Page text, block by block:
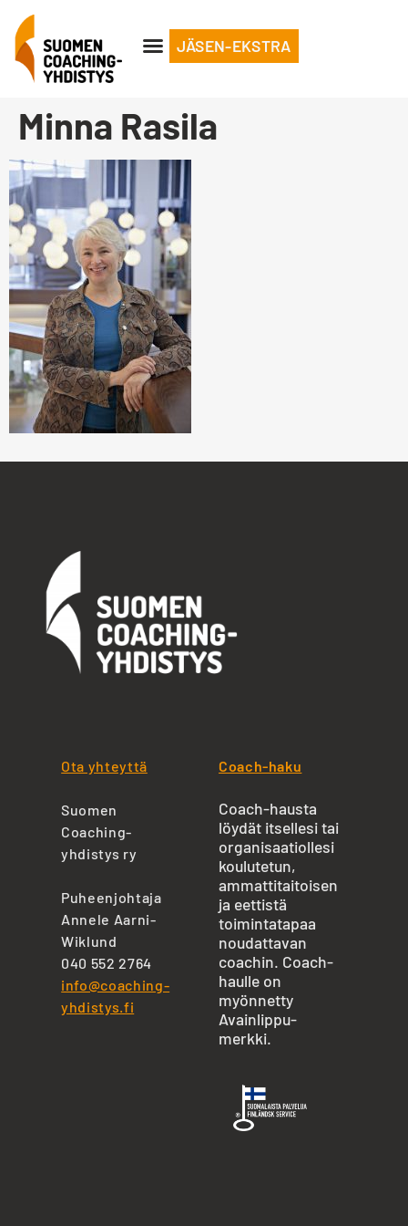
JÄSEN-EKSTRA
Minna Rasila
Ota yhteyttä
Suomen
Coaching-
yhdistys ry
Puheenjohtaja
Annele Aarni-
Wiklund
040 552 2764
info@coaching-
yhdistys.fi
Coach-haku
Coach-hausta
löydät itsellesi tai
organisaatiollesi
koulutetun,
ammattitaitoisen
ja eettistä
toimintatapaa
noudattavan
coachin. Coach-
haulle on
myönnetty
Avainlippu-
merkki.